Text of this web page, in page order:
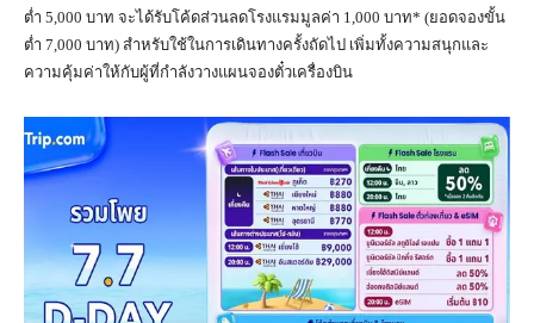
ต่ำ 5,000 บาท จะได้รับโค้ดส่วนลดโรงแรมมูลค่า 1,000 บาท* (ยอดจองขั้น
ต่ำ 7,000 บาท) สำหรับใช้ในการเดินทางครั้งถัดไป เพิ่มทั้งความสนุกและ
ความคุ้มค่าให้กับผู้ที่กำลังวางแผนจองตั๋วเครื่องบิน